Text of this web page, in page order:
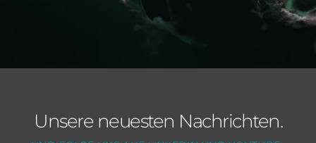
Unsere neuesten Nachrichten.